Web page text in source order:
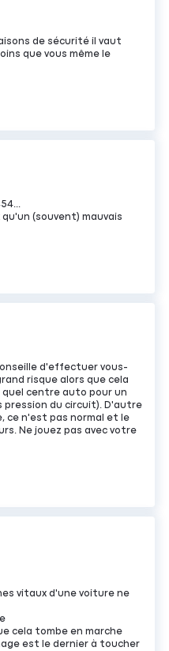
de sécurité il vaut
que vous même le
(souvent) mauvais
d'effectuer vous-
risque alors que cela
centre auto pour un
pression du circuit). D'autre
ce n'est pas normal et le
Ne jouez pas avec votre
vitaux d'une voiture ne
cela tombe en marche
est le dernier à toucher